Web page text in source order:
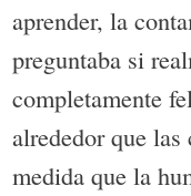
aprender, la
preguntaba si
completamente
alrededor que las
medida que la